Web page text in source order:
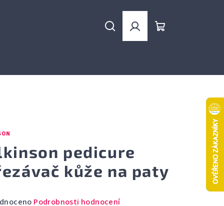
HledatPřihlášení
pedicure
kůže na paty
Podrobnosti hodnocení